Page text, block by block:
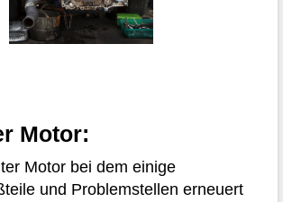
Motor:
Motor bei dem einige
und Problemstellen erneuert